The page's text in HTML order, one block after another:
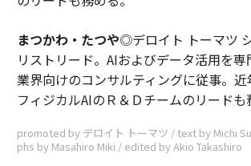
まつかわ・たつや◎デロイト トーマツ
リストリード。AIおよびデータ活用を
業界向けのコンサルティングに従事。近
フィジカルAIのＲ＆Ｄチームのリードも
promoted by デロイト トーマツ / text by Michi
phs by Masahiro Miki / edited by Akio Takashiro